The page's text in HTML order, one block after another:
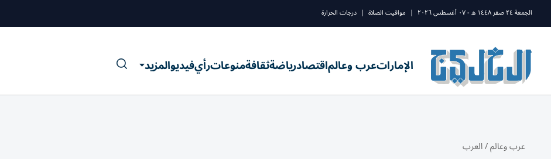
الجمعة ٢٤ صفر ١٤٤٨ ه - ٠٧ أغسطس ٢٠٢٦ | مواقيت الصلاة | درجات الحرارة
الإماراتعرب وعالماقتصادرياضةثقافةمنوعاترأيفيديوالمزيد
عرب وعالم/العرب